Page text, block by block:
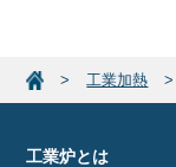
工業加熱
工業炉とは